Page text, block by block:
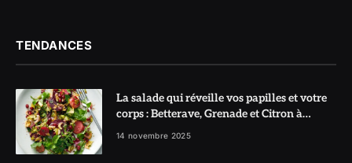
TENDANCES
La salade qui réveille vos papilles et votre
corps : Betterave, Grenade et Citron à
l’honneur
14 novembre 2025